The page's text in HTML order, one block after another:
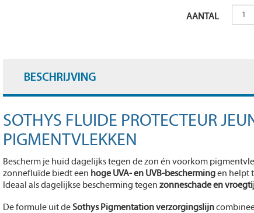
AANTAL
BESCHRIJVING
SOTHYS FLUIDE PROTECTEUR
PIGMENTVLEKKEN
Bescherm je huid dagelijks tegen de zon én voorkom
zonnefluïde biedt een hoge UVA- en UVB-beschermingen helpt
Ideaal als dagelijkse bescherming tegen zonneschade en
De formule uit deSothys Pigmentation verzorgingslijn